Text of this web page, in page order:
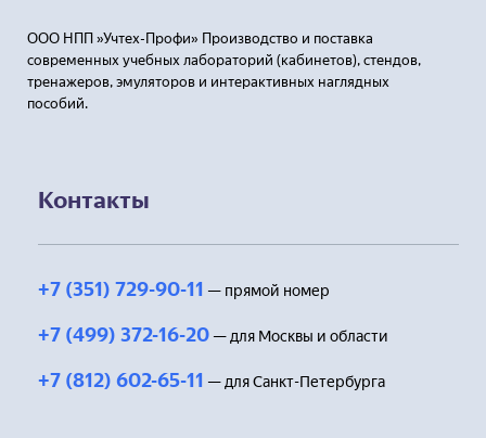
ООО НПП »Учтех-Профи» Производство и поставка
современных учебных лабораторий (кабинетов), стендов,
тренажеров, эмуляторов и интерактивных наглядных
пособий.
Контакты
+7 (351) 729-90-11 — прямой номер
+7 (499) 372-16-20 — для Москвы и области
+7 (812) 602-65-11 — для Санкт-Петербурга